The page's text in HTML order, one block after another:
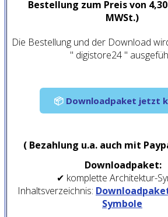
Bestellung zum Preis von 4,30
MWSt.)
Die Bestellung und der Download
" digistore24 "
📦Downloadpaket jetzt
( Bezahlung u.a. auch mit
Downloadpaket:
✔ komplette Architektur-
Inhaltsverzeichnis:
Symbole